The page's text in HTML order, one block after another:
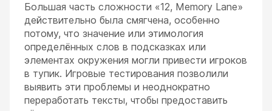
Большая часть сложности «12, Memory Lane»
действительно была смягчена, особенно
потому, что значение или этимология
определённых слов в подсказках или
элементах окружения могли привести игроков
в тупик. Игровые тестирования позволили
выявить эти проблемы и неоднократно
переработать тексты, чтобы предоставить